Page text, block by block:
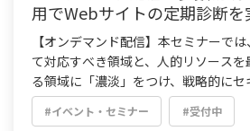
用でWebサイトの定期診断
【オンデマンド配信】本セミナーで
て対応すべき領域と、人的リソース
る領域に「濃淡」をつけ、戦略的に
る方法をご紹介します。
#イベント・セミナー #受付中